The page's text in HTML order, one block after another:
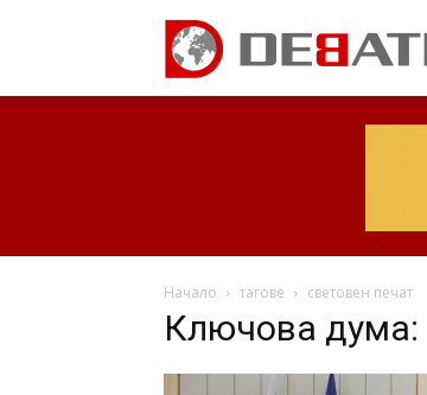
Начало тагове световен печат
Ключова дума: